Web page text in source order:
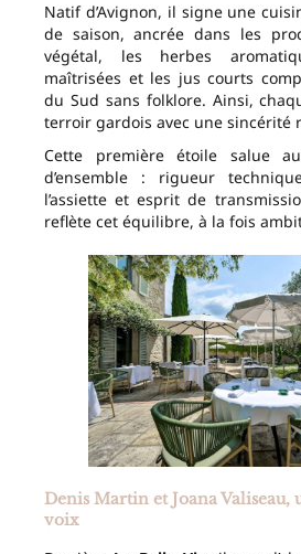
Natif d’Avignon, il signe une
de saison, ancrée dans les
végétal, les herbes
maîtrisées et les jus courts
du Sud sans folklore. Ainsi,
terroir gardois avec une sincérité
Cette première étoile salue
d’ensemble : rigueur
l’assiette et esprit de
reflète cet équilibre, à la fois
Denis Martin et Joana Valiseau,
voix